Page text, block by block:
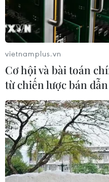
TIN CÙNG CHUYÊN
50 năm quan hệ ngoại
Thái Lan: Viết tiếp câu
tim
09/08/2026 13:43
Điện mừng kỷ niệm
thứ 61 nước Cộng hòa
vietnamplus.vn
Cơ hội và bài toán
từ chiến lược bán